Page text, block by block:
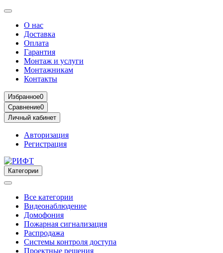
О нас
Доставка
Оплата
Гарантия
Монтаж и услуги
Монтажникам
Контакты
Избранное0
Сравнение0
Личный кабинет
Авторизация
Регистрация
Категории
Все категории
Видеонаблюдение
Домофония
Пожарная сигнализация
Распродажа
Системы контроля доступа
Проектные решения